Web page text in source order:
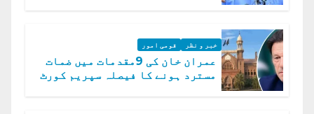
خبر و نظر قومی امور
عمران خان کی 9مقدمات میں ضمات
مسترد ہونے کا فیصلہ سپریم کورٹ